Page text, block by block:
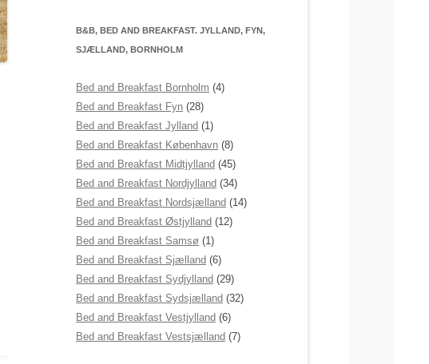
B&B, BED AND BREAKFAST. JYLLAND, FYN,
SJÆLLAND, BORNHOLM
Bed and Breakfast Bornholm (4)
Bed and Breakfast Fyn (28)
Bed and Breakfast Jylland (1)
Bed and Breakfast København (8)
Bed and Breakfast Midtjylland (45)
Bed and Breakfast Nordjylland (34)
Bed and Breakfast Nordsjælland (14)
Bed and Breakfast Østjylland (12)
Bed and Breakfast Samsø (1)
Bed and Breakfast Sjælland (6)
Bed and Breakfast Sydjylland (29)
Bed and Breakfast Sydsjælland (32)
Bed and Breakfast Vestjylland (6)
Bed and Breakfast Vestsjælland (7)